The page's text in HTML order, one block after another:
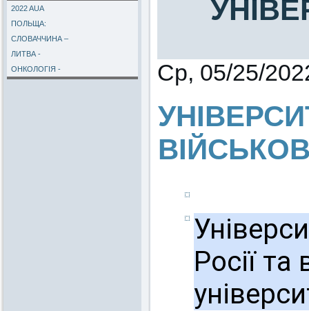
2022 AUA
ПОЛЬЩА:
СЛОВАЧЧИНА –
ЛИТВА -
ОНКОЛОГІЯ -
Ср, 05/25/
Росії